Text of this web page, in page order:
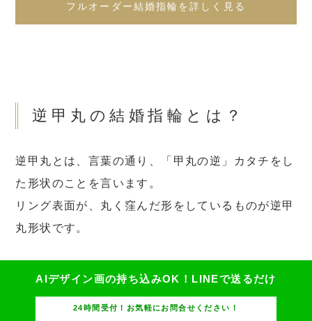
フルオーダー結婚指輪を詳しく見る
逆甲丸の結婚指輪とは？
逆甲丸とは、言葉の通り、「甲丸の逆」カタチをし
た形状のことを言います。
リング表面が、丸く窪んだ形をしているものが逆甲
丸形状です。
AIデザイン画の持ち込みOK！ LINEで送るだけ
24時間受付！お気軽にお問合せください！